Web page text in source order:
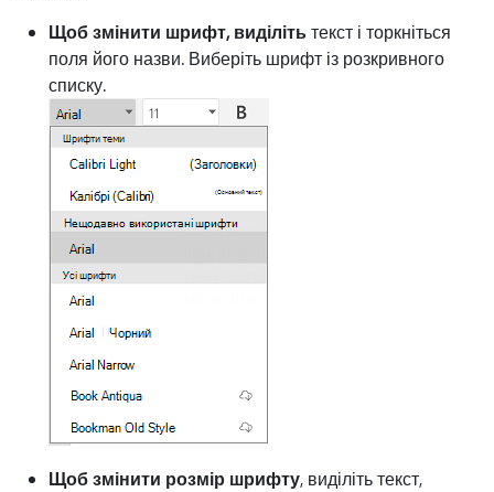
Щоб змінити шрифт, виділітьтекст і торкніться
поля його назви. Виберіть шрифт із розкривного
списку.
Щоб змінити розмір шрифту, виділіть текст,